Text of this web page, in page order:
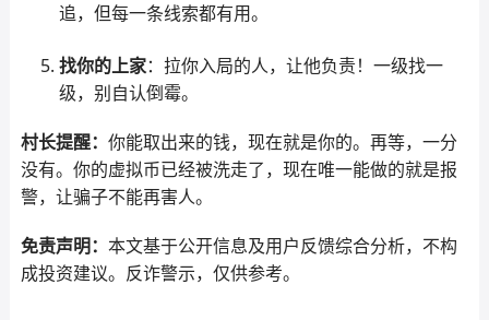
追，但每一条线索都有用。
找你的上家：拉你入局的人，让他负责！一级找一
级，别自认倒霉。
村长提醒： 你能取出来的钱，现在就是你的。再等，一分
没有。你的虚拟币已经被洗走了，现在唯一能做的就是报
警，让骗子不能再害人。
免责声明： 本文基于公开信息及用户反馈综合分析，不构
成投资建议。反诈警示，仅供参考。